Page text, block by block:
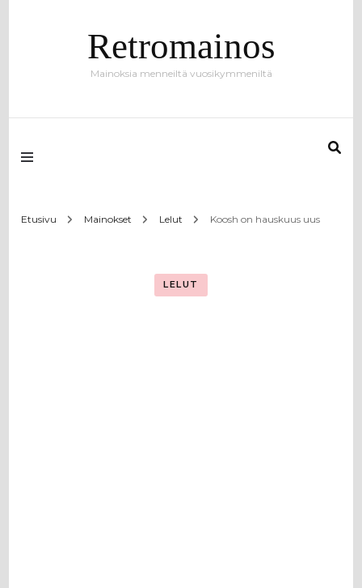
Retromainos
Mainoksia menneiltä vuosikymmeniltä
Etusivu Mainokset Lelut Koosh on hauskuus uus
LELUT